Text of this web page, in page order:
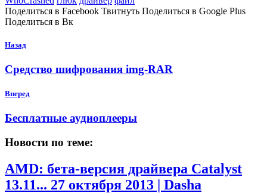
Поделиться в Facebook Твитнуть Поделиться в Google Plus
Поделиться в Вк
Назад
Средство шифрования img-RAR
Вперед
Бесплатные аудиоплееры
Новости по теме:
AMD: бета-версия драйвера Catalyst
13.11... 27 октября 2013 | Dasha